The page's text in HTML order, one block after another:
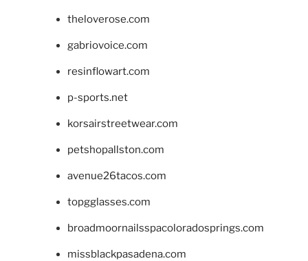
theloverose.com
gabriovoice.com
resinflowart.com
p-sports.net
korsairstreetwear.com
petshopallston.com
avenue26tacos.com
topgglasses.com
broadmoornailsspacoloradosprings.com
missblackpasadena.com